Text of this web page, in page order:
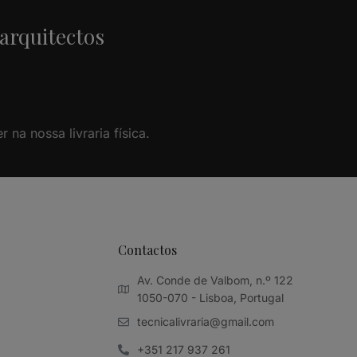
na nossa livraria física.
Contactos
Av. Conde de Valbom, n.º 122
1050-070 - Lisboa, Portugal
tecnicalivraria@gmail.com
+351 217 937 261